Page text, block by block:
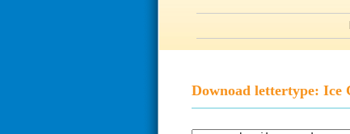
Downoad lettertype: Ice